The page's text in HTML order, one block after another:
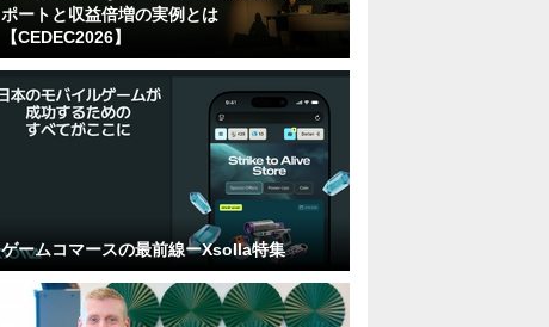
ポートと収益倍増の実例とは
【CEDEC2026】
ゲームコマースの最前線ーXsolla特集